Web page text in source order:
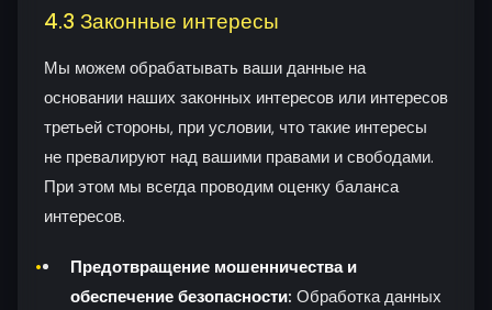
4.3 Законные интересы
Мы можем обрабатывать ваши данные на
основании наших законных интересов или интересов
третьей стороны, при условии, что такие интересы
не превалируют над вашими правами и свободами.
При этом мы всегда проводим оценку баланса
интересов.
Предотвращение мошенничества и
обеспечение безопасности: Обработка данных